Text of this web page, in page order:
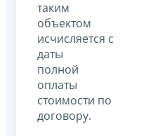
таким
объектом
исчисляется с
даты
полной
оплаты
стоимости по
договору.